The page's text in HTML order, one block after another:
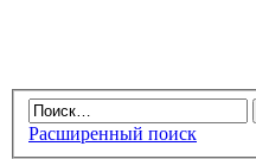
Расширенный поиск